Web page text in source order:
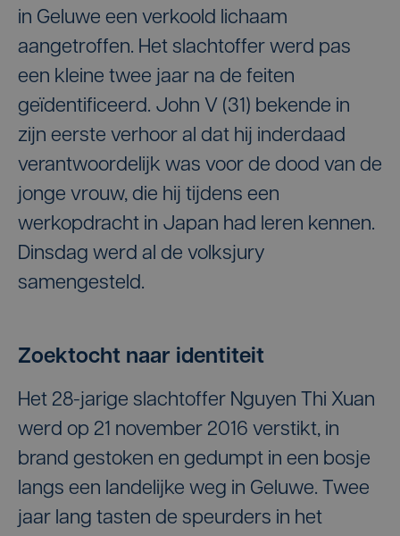
in Geluwe een verkoold lichaam
aangetroffen. Het slachtoffer werd pas
een kleine twee jaar na de feiten
geïdentificeerd. John V (31) bekende in
zijn eerste verhoor al dat hij inderdaad
verantwoordelijk was voor de dood van de
jonge vrouw, die hij tijdens een
werkopdracht in Japan had leren kennen.
Dinsdag werd al de volksjury
samengesteld.
Zoektocht naar identiteit
Het 28-jarige slachtoffer Nguyen Thi Xuan
werd op 21 november 2016 verstikt, in
brand gestoken en gedumpt in een bosje
langs een landelijke weg in Geluwe. Twee
jaar lang tasten de speurders in het